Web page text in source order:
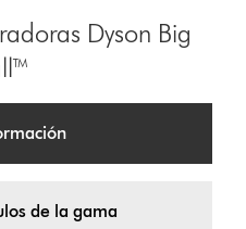
Dyson Big
de la gama